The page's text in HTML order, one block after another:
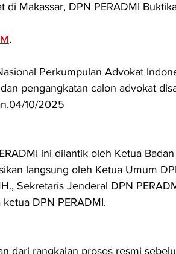
di Makassar, DPN PERADMI
.
Perkumpulan Advokat
pengangkatan calon advokat
10/2025
ini dilantik oleh Ketua
langsung oleh Ketua Umum
Sekretaris Jenderal DPN
DPN PERADMI.
dari rangkaian proses resmi